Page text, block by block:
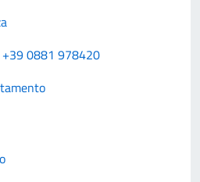
+39 0881 978420